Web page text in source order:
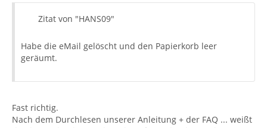
Zitat von "HANS09"
Habe die eMail gelöscht und den Papierkorb leer
geräumt.
Fast richtig.
Nach dem Durchlesen unserer Anleitung + der FAQ ... weißt